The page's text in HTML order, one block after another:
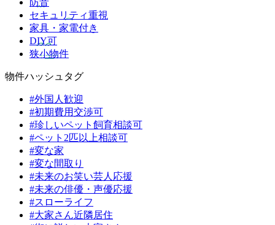
セキュリティ重視
家具・家電付き
DIY可
狭小物件
物件ハッシュタグ
#外国人歓迎
#初期費用交渉可
#珍しいペット飼育相談可
#ペット2匹以上相談可
#変な家
#変な間取り
#未来のお笑い芸人応援
#未来の俳優・声優応援
#スローライフ
#大家さん近隣居住